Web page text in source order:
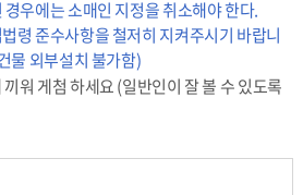
우에는 소매인 지정을 취소해야 한다.
령 준수사항을 철저히 지켜주시기 바랍니
물 외부설치 불가함)
끼워 게첨 하세요 (일반인이 잘 볼 수 있도록